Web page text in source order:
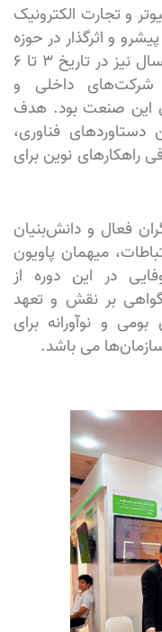
و تجارت الکترونیک
و اثرگذار در حوزه
فناوری اطلاعات و ارتباطات ایران، امسال نیز در تاریخ ۳ تا ۶
شرکت‌های داخلی و
این صنعت بود. هدف
فناوری،
راهکارهای نوین برای
فعال و دانش‌بنیان
میهمان پاویون
در این دوره از
بر نقش و تعهد
و نوآورانه برای
می باشد.